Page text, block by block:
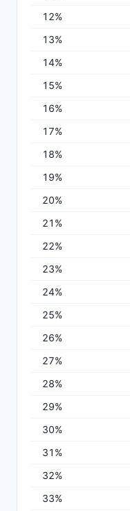
12%
13%
14%
15%
16%
17%
18%
19%
20%
21 %
22%
23%
24%
25%
26%
27%
28%
29%
30%
31 %
32%
33%